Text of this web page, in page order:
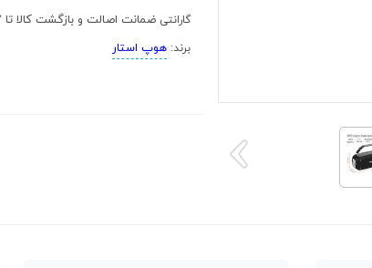
گارانتی ضمانت اصالت و بازگشت کالا تا 7 روز
برند:هوپ استار